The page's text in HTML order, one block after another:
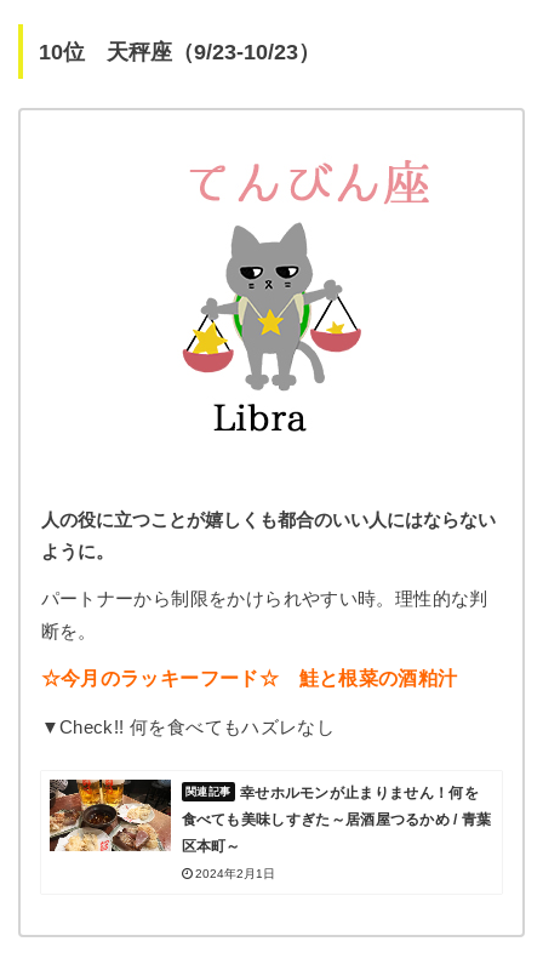
10位 天秤座（9/23-10/23）
人の役に立つことが嬉しくも都合のいい人にはならない
ように。
パートナーから制限をかけられやすい時。理性的な判
断を。
☆今月のラッキーフード☆ 鮭と根菜の酒粕汁
▼Check!! 何を食べてもハズレなし
幸せホルモンが止まりません！何を
食べても美味しすぎた～居酒屋つるかめ / 青葉
区本町～
2024年2月1日